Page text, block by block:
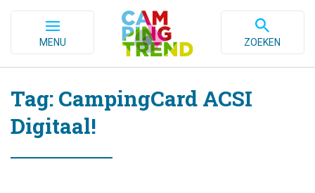
MENU ZOEKEN
Tag: CampingCard ACSI
Digitaal!